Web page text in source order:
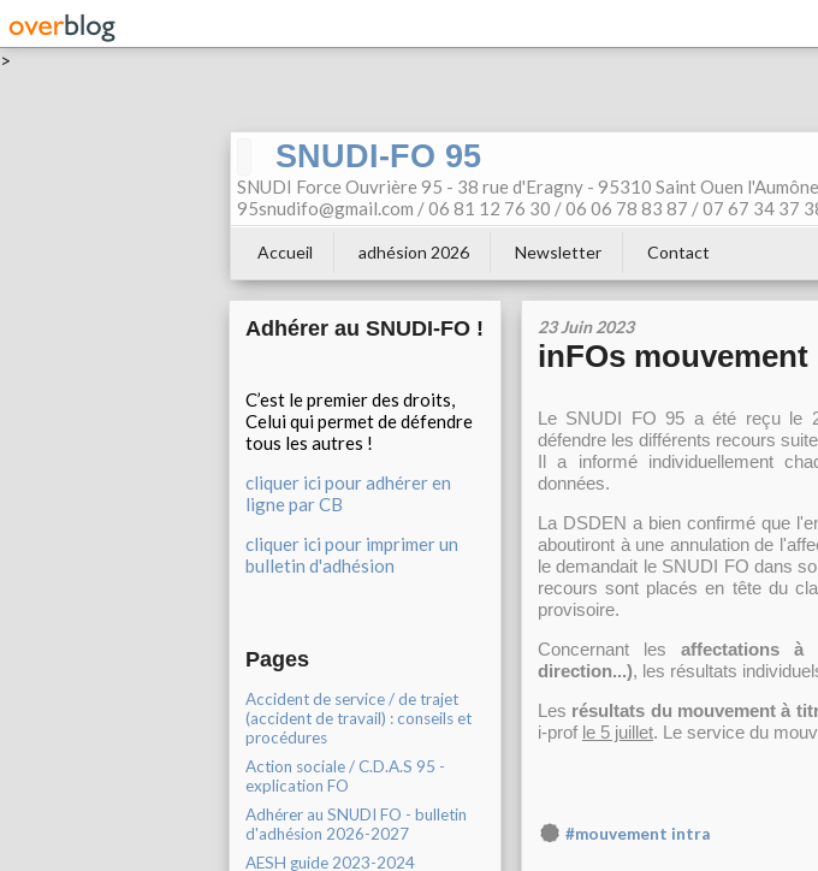
>
SNUDI-FO 95
SNUDI Force Ouvrière 95 - 38 rue d'Eragny - 95310 Saint Ouen
95snudifo@gmail.com / 06 81 12 76 30 / 06 06 78 83 87 / 07 67 34 37
Accueil adhésion 2026 Newsletter Contact
Adhérer au SNUDI-FO !
C’est le premier des droits,
Celui qui permet de défendre
tous les autres !
cliquer ici pour adhérer en
ligne par CB
cliquer ici pour imprimer un
bulletin d'adhésion
Pages
Accident de service / de trajet
(accident de travail) : conseils et
procédures
Action sociale / C.D.A.S 95 -
explication FO
Adhérer au SNUDI FO - bulletin
d'adhésion 2026-2027
AESH guide 2023-2024
23 Juin 2023
inFOs mouvement
Le SNUDI FO 95 a été reçu le
défendre les différents recours
Il a informé individuellement
données.
La DSDEN a bien confirmé que
aboutiront à une annulation de
le demandait le SNUDI FO dans
recours sont placés en tête du
provisoire.
Concernant les affectations à
direction...), les résultats
Les résultats du mouvement à
i-prof le 5 juillet. Le service du
#mouvement intra